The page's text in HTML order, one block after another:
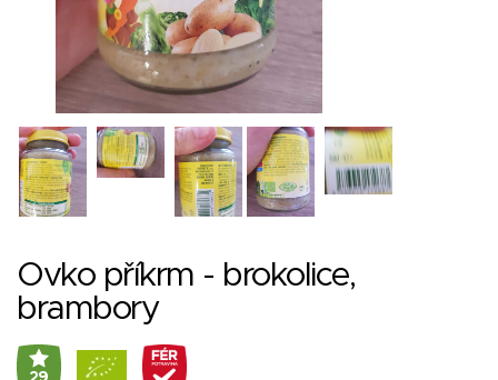
Ovko příkrm - brokolice,
brambory